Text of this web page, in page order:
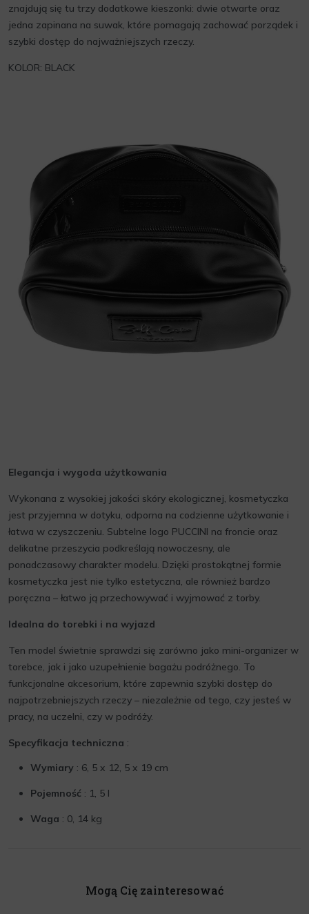
znajdują się tu trzy dodatkowe kieszonki: dwie otwarte oraz
jedna zapinana na suwak, które pomagają zachować porządek i
szybki dostęp do najważniejszych rzeczy.
KOLOR: BLACK
Elegancja i wygoda użytkowania
Wykonana z wysokiej jakości skóry ekologicznej, kosmetyczka
jest przyjemna w dotyku, odporna na codzienne użytkowanie i
łatwa w czyszczeniu. Subtelne logo PUCCINI na froncie oraz
delikatne przeszycia podkreślają nowoczesny, ale
ponadczasowy charakter modelu. Dzięki prostokątnej formie
kosmetyczka jest nie tylko estetyczna, ale również bardzo
poręczna – łatwo ją przechowywać i wyjmować z torby.
Idealna do torebki i na wyjazd
Ten model świetnie sprawdzi się zarówno jako mini-organizer w
torebce, jak i jako uzupełnienie bagażu podróżnego. To
funkcjonalne akcesorium, które zapewnia szybki dostęp do
najpotrzebniejszych rzeczy – niezależnie od tego, czy jesteś w
pracy, na uczelni, czy w podróży.
Specyfikacja techniczna :
Wymiary : 6, 5 x 12, 5 x 19 cm
Pojemność : 1, 5 l
Waga : 0, 14 kg
Mogą Cię zainteresować